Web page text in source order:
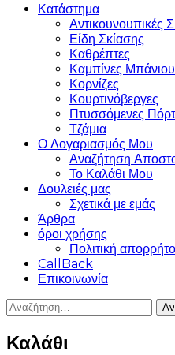
Κατάστημα
Αντικουνουπικές
Είδη Σκίασης
Καθρέπτες
Καμπίνες Μπάνιου
Κορνίζες
Κουρτινόβεργες
Πτυσσόμενες
Τζάμια
Ο Λογαριασμός Μου
Αναζήτηση
Το Καλάθι Μου
Δουλειές μας
Σχετικά με εμάς
Άρθρα
όροι χρήσης
Πολιτική
CallBack
Επικοινωνία
Αναζήτηση
Καλάθι